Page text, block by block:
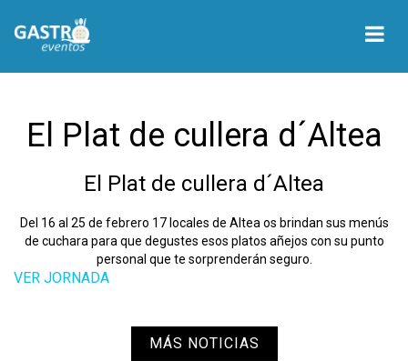
El Plat de cullera d´Altea
El Plat de cullera d´Altea
Del 16 al 25 de febrero 17 locales de Altea os brindan sus menús
de cuchara para que degustes esos platos añejos con su punto
personal que te sorprenderán seguro.
VER JORNADA
MÁS NOTICIAS